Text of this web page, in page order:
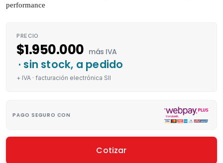
performance
PRECIO
$1.950.000 más IVA
· sin stock, a pedido
+ IVA · facturación electrónica SII
PAGO SEGURO CON
Cotizar